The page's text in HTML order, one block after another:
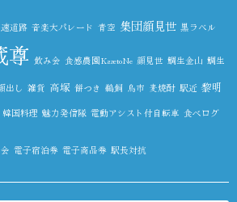
道路 音楽大パレード 青空 集団顔見世 黒ラベル
尊 飲み会 食感農園KazetoNe 顔見世 鯛生金山 鯛生
出し 雑貨 高塚 餅つき 鵜飼 鳥市 麦焼酎 駅近 黎明
韓国料理 魅力発信隊 電動アシスト付自転車 食べログ
電子宿泊券 電子商品券 駅長対抗